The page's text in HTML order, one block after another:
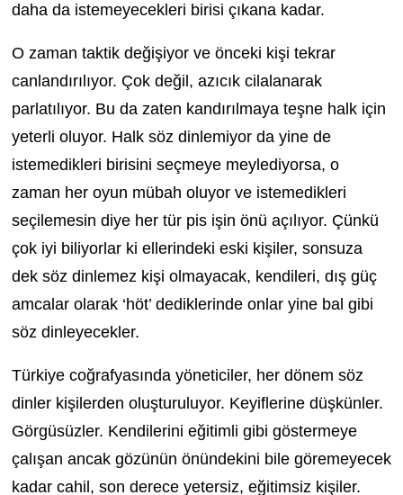
daha da istemeyecekleri birisi çıkana kadar.
O zaman taktik değişiyor ve önceki kişi tekrar
canlandırılıyor. Çok değil, azıcık cilalanarak
parlatılıyor. Bu da zaten kandırılmaya teşne halk için
yeterli oluyor. Halk söz dinlemiyor da yine de
istemedikleri birisini seçmeye meylediyorsa, o
zaman her oyun mübah oluyor ve istemedikleri
seçilemesin diye her tür pis işin önü açılıyor. Çünkü
çok iyi biliyorlar ki ellerindeki eski kişiler, sonsuza
dek söz dinlemez kişi olmayacak, kendileri, dış güç
amcalar olarak ‘höt’ dediklerinde onlar yine bal gibi
söz dinleyecekler.
Türkiye coğrafyasında yöneticiler, her dönem söz
dinler kişilerden oluşturuluyor. Keyiflerine düşkünler.
Görgüsüzler. Kendilerini eğitimli gibi göstermeye
çalışan ancak gözünün önündekini bile göremeyecek
kadar cahil, son derece yetersiz, eğitimsiz kişiler.